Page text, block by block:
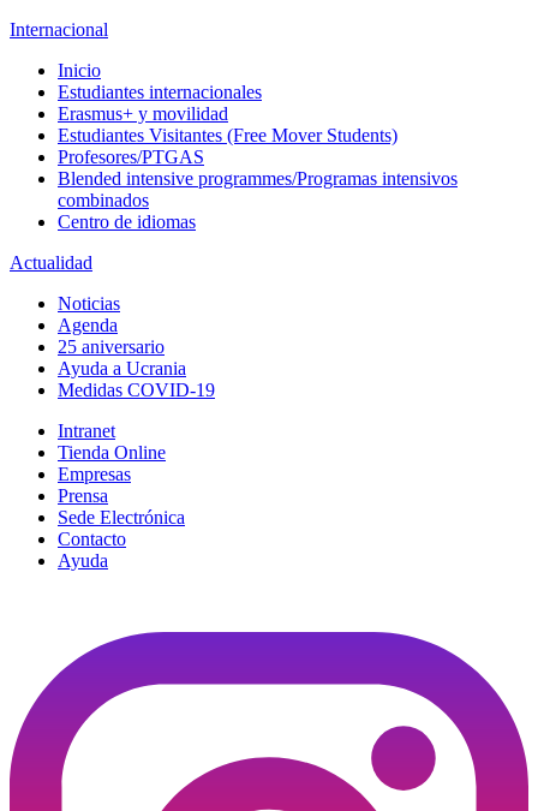
Internacional
Inicio
Estudiantes internacionales
Erasmus+ y movilidad
Estudiantes Visitantes (Free Mover Students)
Profesores/PTGAS
Blended intensive programmes/Programas intensivos
combinados
Centro de idiomas
Actualidad
Noticias
Agenda
25 aniversario
Ayuda a Ucrania
Medidas COVID-19
Intranet
Tienda Online
Empresas
Prensa
Sede Electrónica
Contacto
Ayuda